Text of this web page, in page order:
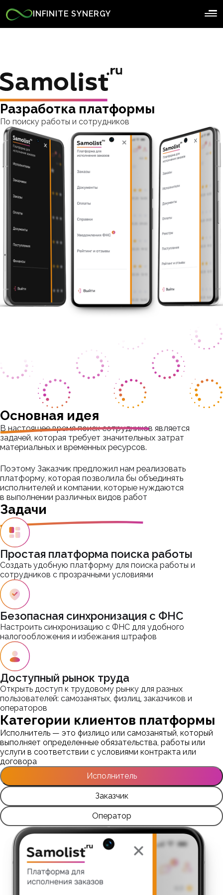
INFINITE SYNERGY
Разработка платформы
По поиску работы и сотрудников
Основная идея
В настоящее время поиск сотрудников является
задачей, которая требует значительных затрат
материальных и временных ресурсов.
Поэтому Заказчик предложил нам реализовать
платформу, которая позволила бы объединять
исполнителей и компании, которые нуждаются
в выполнении различных видов работ
Задачи
Простая платформа поиска работы
Создать удобную платформу для поиска работы и
сотрудников с прозрачными условиями
Безопасная синхронизация с ФНС
Настроить синхронизацию с ФНС для удобного
налогообложения и избежания штрафов
Доступный рынок труда
Открыть доступ к трудовому рынку для разных
пользователей: самозанятых, физлиц, заказчиков и
операторов
Категории клиентов платформы
Исполнитель — это физлицо или самозанятый, который
выполняет определенные обязательства, работы или
услуги в соответствии с условиями контракта или
договора
Исполнитель
Заказчик
Оператор